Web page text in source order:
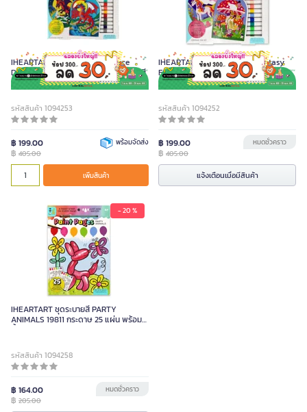
IHEARTART ชุดผ้าใบระบายสี Fierce
Dragons รุ่น 9302 พร้อมปากกาสีน้ำ 12 สี
รหัสสินค้า 1094253
฿ 199.00
฿ 405.00
พร้อมจัดส่ง
เพิ่มสินค้า
IHEARTART ชุดผ้าใบระบายสี Fantasy
Fields รุ่น 9301 รวมปากกาสีน้ำ 12 สี
พร้อมขาตั้ง 3 ชิ้น
รหัสสินค้า 1094252
฿ 199.00
฿ 405.00
หมดชั่วคราว
แจ้งเตือนเมื่อมีสินค้า
- 20 %
IHEARTART ชุดระบายสี PARTY
ANIMALS 19811 กระดาษ 25 แผ่น พร้อมสี
รหัสสินค้า 1094258
฿ 164.00
฿ 205.00
หมดชั่วคราว